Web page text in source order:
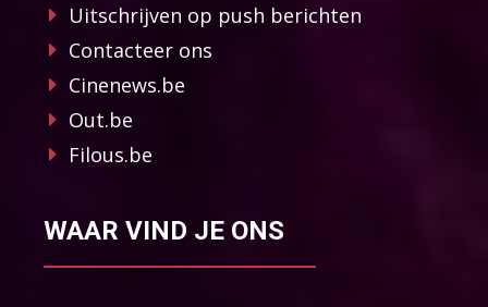
Uitschrijven op push berichten
Contacteer ons
Cinenews.be
Out.be
Filous.be
WAAR VIND JE ONS